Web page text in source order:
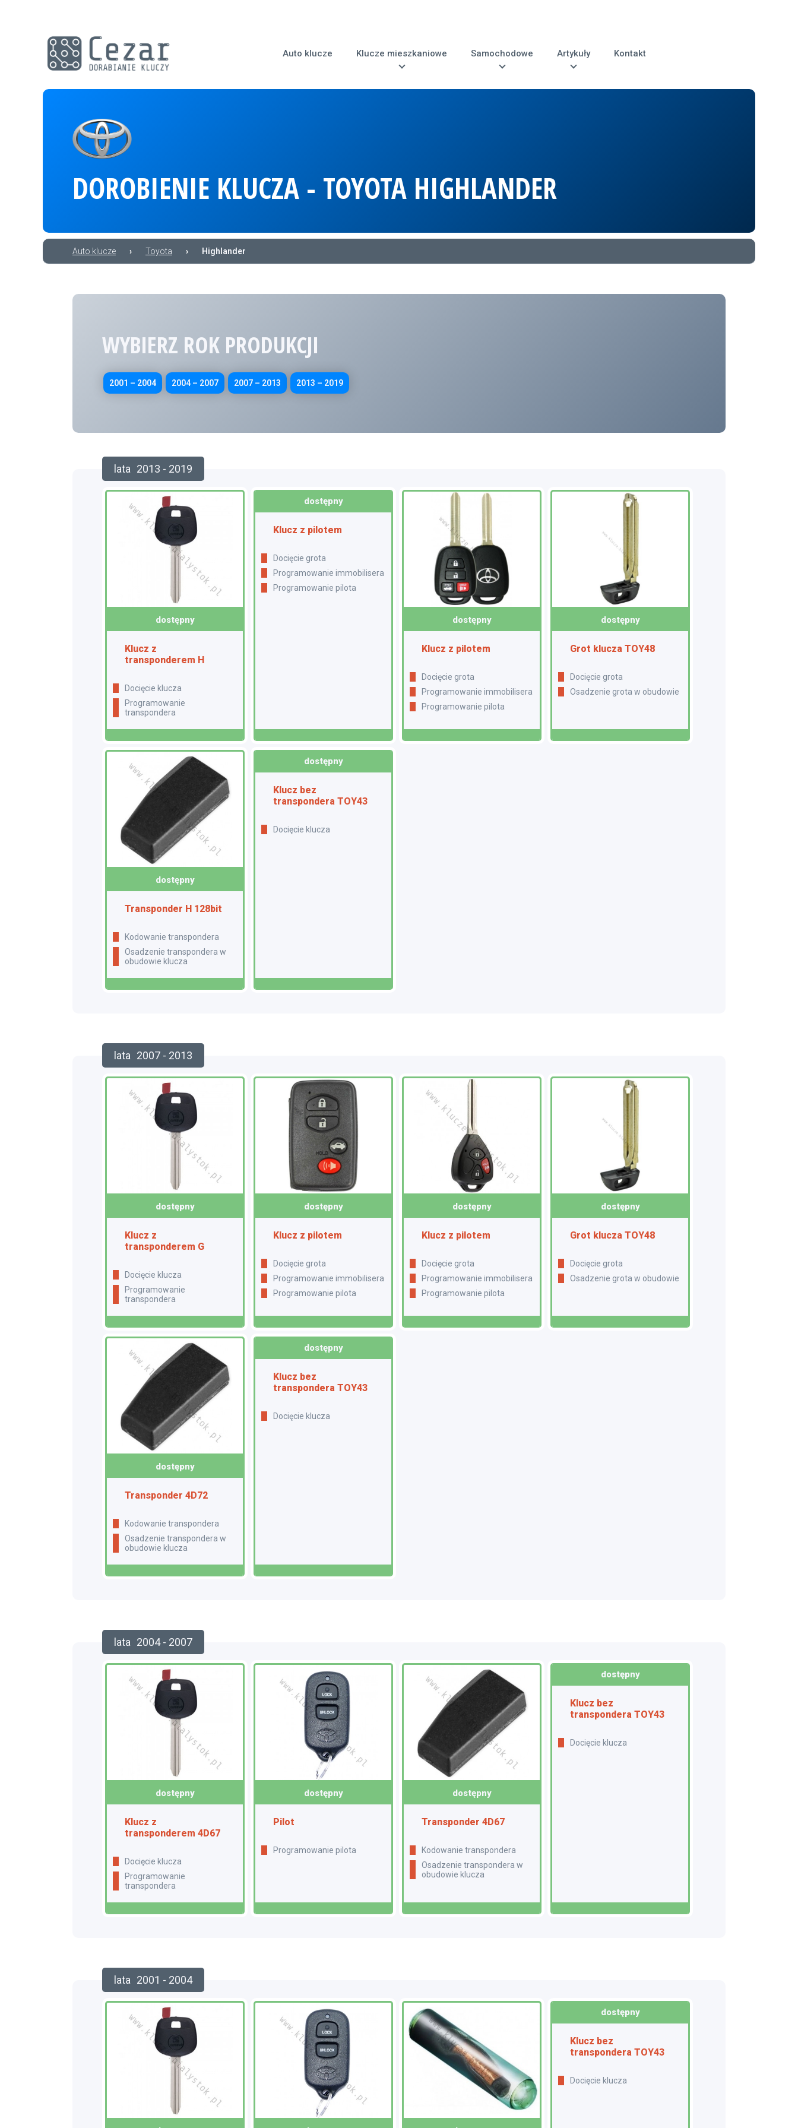
Auto klucze Klucze mieszkaniowe Samochodowe Artykuły Kontakt
DOROBIENIE KLUCZA - TOYOTA HIGHLANDER
Auto klucze › Toyota › Highlander
WYBIERZ ROK PRODUKCJI
2001 – 2004 2004 – 2007 2007 – 2013 2013 – 2019
lata 2013 - 2019
dostępny
Klucz z
transponderem H
docięcie klucza
programowanie
transpondera
dostępny
Klucz z pilotem
Docięcie grota
Programowanie immobilisera
Programowanie pilota
dostępny
Klucz z pilotem
Docięcie grota
Programowanie immobilisera
Programowanie pilota
dostępny
Grot klucza TOY48
Docięcie grota
Osadzenie grota w obudowie
dostępny
Transponder H 128bit
Kodowanie transpondera
Osadzenie transpondera w
obudowie klucza
dostępny
Klucz bez
transpondera TOY43
Docięcie klucza
lata 2007 - 2013
dostępny
Klucz z
transponderem G
docięcie klucza
programowanie
transpondera
dostępny
Klucz z pilotem
Docięcie grota
Programowanie immobilisera
Programowanie pilota
dostępny
Klucz z pilotem
Docięcie grota
Programowanie immobilisera
Programowanie pilota
dostępny
Grot klucza TOY48
Docięcie grota
Osadzenie grota w obudowie
dostępny
Transponder 4D72
Kodowanie transpondera
Osadzenie transpondera w
obudowie klucza
dostępny
Klucz bez
transpondera TOY43
Docięcie klucza
lata 2004 - 2007
dostępny
Klucz z
transponderem 4D67
docięcie klucza
programowanie
transpondera
dostępny
Pilot
Programowanie pilota
dostępny
Transponder 4D67
Kodowanie transpondera
Osadzenie transpondera w
obudowie klucza
dostępny
Klucz bez
transpondera TOY43
Docięcie klucza
lata 2001 - 2004
dostępny
Klucz bez
transpondera TOY43
Docięcie klucza